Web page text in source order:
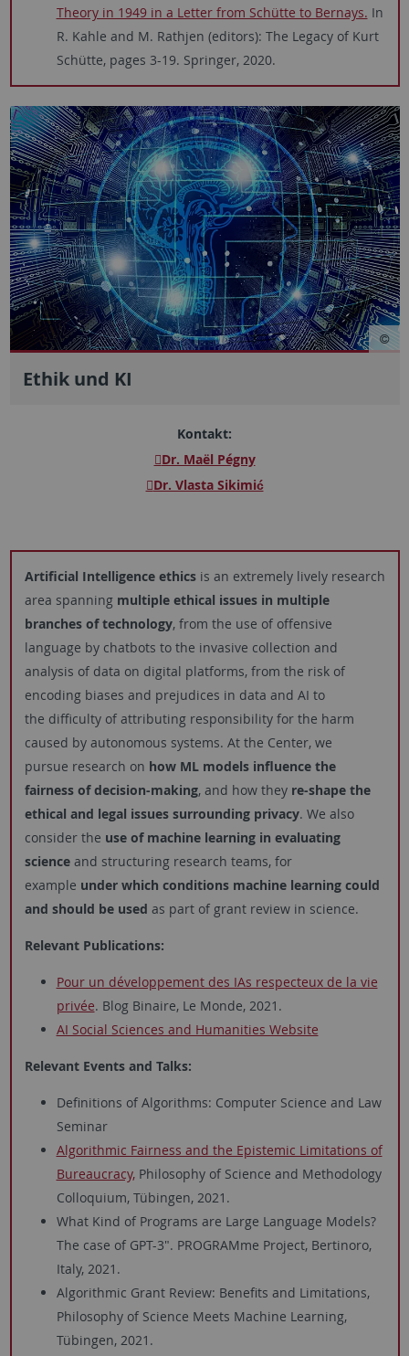
Theory in 1949 in a Letter from Schütte to Bernays. In
R. Kahle and M. Rathjen (editors): The Legacy of Kurt
Schütte, pages 3-19. Springer, 2020.
Ethik und KI
Kontakt:
Dr. Maël Pégny
Dr. Vlasta Sikimić
Artificial Intelligence ethics is an extremely lively research
area spanning multiple ethical issues in multiple
branches of technology, from the use of offensive
language by chatbots to the invasive collection and
analysis of data on digital platforms, from the risk of
encoding biases and prejudices in data and AI to
the difficulty of attributing responsibility for the harm
caused by autonomous systems. At the Center, we
pursue research on how ML models influence the
fairness of decision-making, and how theyre-shape the
ethical and legal issues surrounding privacy. We also
consider the use of machine learning in evaluating
scienceand structuring research teams, for
example under which conditions machine learning could
and should be used as part of grant review in science.
Relevant Publications:
Pour un développement des IAs respecteux de la vie
privée. Blog Binaire, Le Monde, 2021.
AI Social Sciences and Humanities Website
Relevant Events and Talks:
Definitions of Algorithms: Computer Science and Law
Seminar
Algorithmic Fairness and the Epistemic Limitations of
Bureaucracy,Philosophy of Science and Methodology
Colloquium, Tübingen, 2021.
What Kind of Programs are Large Language Models?
The case of GPT-3". PROGRAMme Project, Bertinoro,
Italy, 2021.
Algorithmic Grant Review: Benefits and Limitations,
Philosophy of Science Meets Machine Learning,
Tübingen, 2021.